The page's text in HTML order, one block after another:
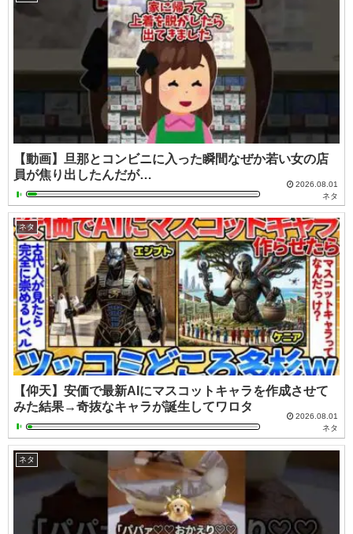
【動画】旦那とコンビニに入った瞬間なぜか若い女の店
員が焦り出したんだが…
2026.08.01
ネタ
ネタ
【仰天】安価で最新AIにマスコットキャラを作成させて
みた結果→奇抜なキャラが誕生してワロタ
2026.08.01
ネタ
ネタ